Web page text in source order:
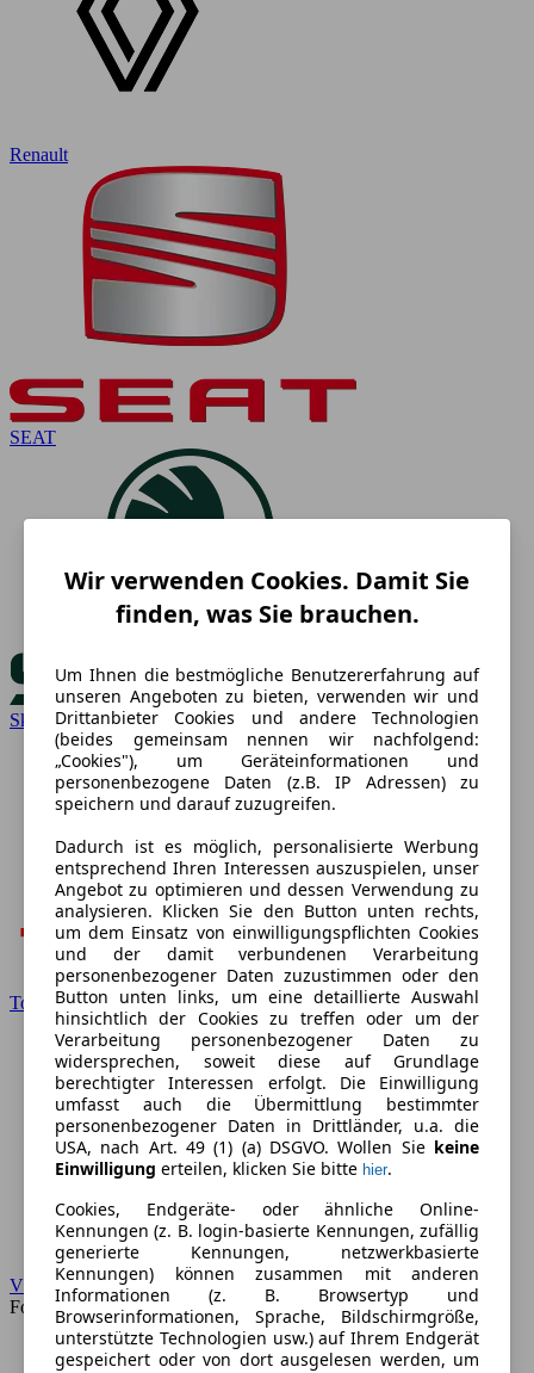
Renault
SEAT
Skoda
Toyota
VW
Forum
Wir verwenden Cookies. Damit Sie
finden, was Sie brauchen.
Um Ihnen die bestmögliche Benutzererfahrung auf
unseren Angeboten zu bieten, verwenden wir und
Drittanbieter Cookies und andere Technologien
(beides gemeinsam nennen wir nachfolgend:
„Cookies"), um Geräteinformationen und
personenbezogene Daten (z.B. IP Adressen) zu
speichern und darauf zuzugreifen.
Dadurch ist es möglich, personalisierte Werbung
entsprechend Ihren Interessen auszuspielen, unser
Angebot zu optimieren und dessen Verwendung zu
analysieren. Klicken Sie den Button unten rechts,
um dem Einsatz von einwilligungspflichten Cookies
und der damit verbundenen Verarbeitung
personenbezogener Daten zuzustimmen oder den
Button unten links, um eine detaillierte Auswahl
hinsichtlich der Cookies zu treffen oder um der
Verarbeitung personenbezogener Daten zu
widersprechen, soweit diese auf Grundlage
berechtigter Interessen erfolgt. Die Einwilligung
umfasst auch die Übermittlung bestimmter
personenbezogener Daten in Drittländer, u.a. die
USA, nach Art. 49 (1) (a) DSGVO. Wollen Sie keine
Einwilligung erteilen, klicken Sie bitte hier.
Cookies, Endgeräte- oder ähnliche Online-
Kennungen (z. B. login-basierte Kennungen, zufällig
generierte Kennungen, netzwerkbasierte
Kennungen) können zusammen mit anderen
Informationen (z. B. Browsertyp und
Browserinformationen, Sprache, Bildschirmgröße,
unterstützte Technologien usw.) auf Ihrem Endgerät
gespeichert oder von dort ausgelesen werden, um